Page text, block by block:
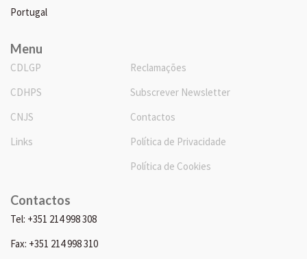
Portugal
Menu
CDLGP
CDHPS
CNJS
Links
Reclamações
Subscrever Newsletter
Contactos
Política de Privacidade
Política de Cookies
Contactos
Tel: +351 214 998 308
Fax: +351 214 998 310